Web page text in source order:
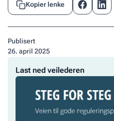
Kopier lenke
Publisert
26. april 2025
Last ned veilederen
Last
ned
veilederen